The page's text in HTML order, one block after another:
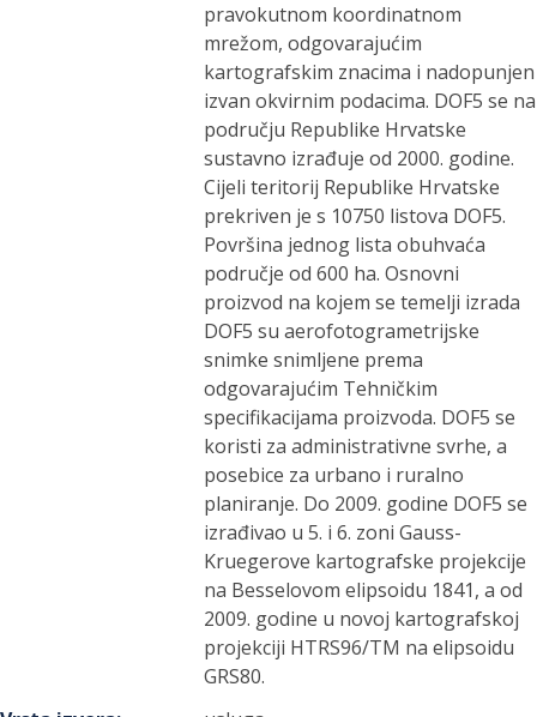
pravokutnom koordinatnom
mrežom, odgovarajućim
kartografskim znacima i nadopunjen
izvan okvirnim podacima. DOF5 se na
području Republike Hrvatske
sustavno izrađuje od 2000. godine.
Cijeli teritorij Republike Hrvatske
prekriven je s 10750 listova DOF5.
Površina jednog lista obuhvaća
područje od 600 ha. Osnovni
proizvod na kojem se temelji izrada
DOF5 su aerofotogrametrijske
snimke snimljene prema
odgovarajućim Tehničkim
specifikacijama proizvoda. DOF5 se
koristi za administrativne svrhe, a
posebice za urbano i ruralno
planiranje. Do 2009. godine DOF5 se
izrađivao u 5. i 6. zoni Gauss-
Kruegerove kartografske projekcije
na Besselovom elipsoidu 1841, a od
2009. godine u novoj kartografskoj
projekciji HTRS96/TM na elipsoidu
GRS80.